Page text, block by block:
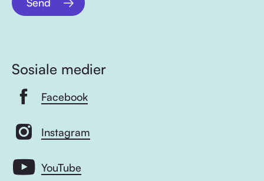
Sosiale medier
Facebook
Instagram
YouTube